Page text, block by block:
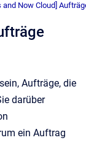
and Now Cloud]
Aufträge, die
darüber
ein Auftrag